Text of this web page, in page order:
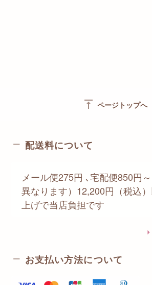
vertical_align_top ページトップへ
配送料について
メール便275円 ､宅配便850円
異なります）12,200円（税込
上げで当店負担です
お支払い方法について